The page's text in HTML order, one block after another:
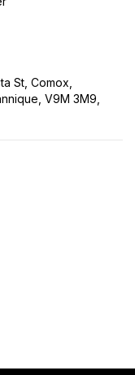
St, Comox,
V9M 3M9,